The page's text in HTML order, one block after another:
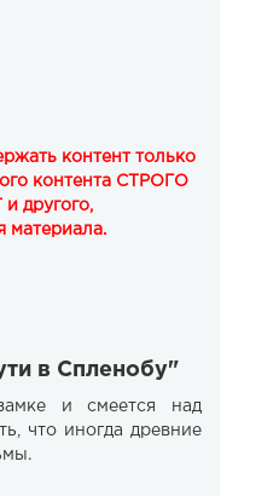
контент только
контента СТРОГО
другого,
материала.
в Спленобу"
и смеется над
что иногда древние